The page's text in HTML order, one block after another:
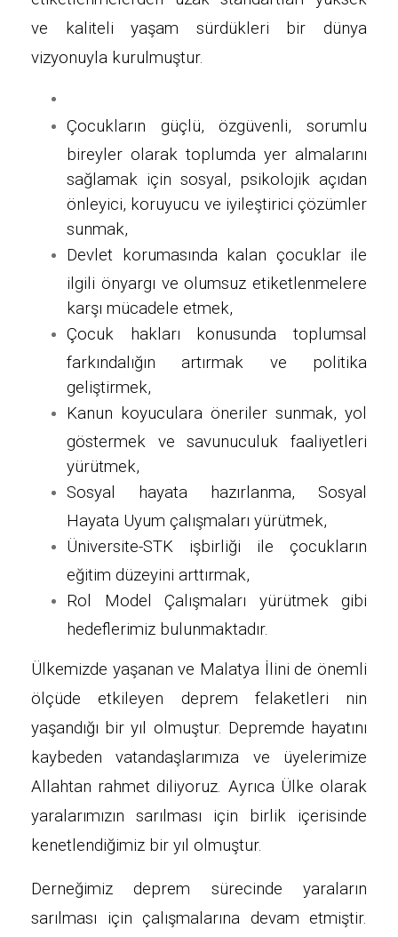
ve kaliteli yaşam sürdükleri bir dünya
vizyonuyla kurulmuştur.
Çocukların güçlü, özgüvenli, sorumlu
bireyler olarak toplumda yer almalarını
sağlamak için sosyal, psikolojik açıdan
önleyici, koruyucu ve iyileştirici çözümler
sunmak,
Devlet korumasında kalan çocuklar ile
ilgili önyargı ve olumsuz etiketlenmelere
karşı mücadele etmek,
Çocuk hakları konusunda toplumsal
farkındalığın artırmak ve politika
geliştirmek,
Kanun koyuculara öneriler sunmak, yol
göstermek ve savunuculuk faaliyetleri
yürütmek,
Sosyal hayata hazırlanma, Sosyal
Hayata Uyum çalışmaları yürütmek,
Üniversite-STK işbirliği ile çocukların
eğitim düzeyini arttırmak,
Rol Model Çalışmaları yürütmek gibi
hedeflerimiz bulunmaktadır.
Ülkemizde yaşanan ve Malatya İlini de önemli
ölçüde etkileyen deprem felaketleri nin
yaşandığı bir yıl olmuştur. Depremde hayatını
kaybeden vatandaşlarımıza ve üyelerimize
Allahtan rahmet diliyoruz. Ayrıca Ülke olarak
yaralarımızın sarılması için birlik içerisinde
kenetlendiğimiz bir yıl olmuştur.
Derneğimiz deprem sürecinde yaraların
sarılması için çalışmalarına devam etmiştir.